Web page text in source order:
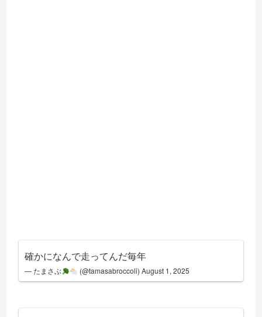
確かになんで走ってんだ毎年
— たまさぶ (@tamasabroccoli) August 1, 2025